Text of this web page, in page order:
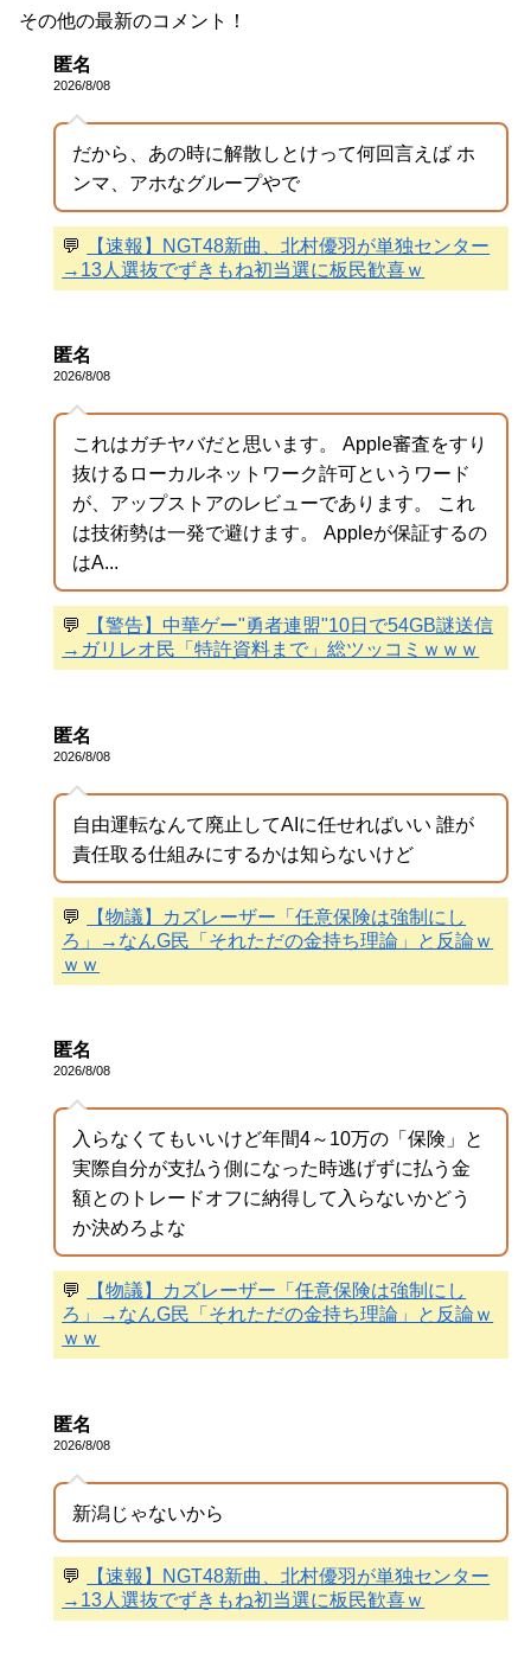
その他の最新のコメント！
匿名
2026/8/08
だから、あの時に解散しとけって何回言えば ホ
ンマ、アホなグループやで
💬
【速報】NGT48新曲、北村優羽が単独センター
→13人選抜でずきもね初当選に板民歓喜ｗ
匿名
2026/8/08
これはガチヤバだと思います。 Apple審査をすり
抜けるローカルネットワーク許可というワード
が、アップストアのレビューであります。 これ
は技術勢は一発で避けます。 Appleが保証するの
はA...
💬
【警告】中華ゲー"勇者連盟"10日で54GB謎送信
→ガリレオ民「特許資料まで」総ツッコミｗｗｗ
匿名
2026/8/08
自由運転なんて廃止してAIに任せればいい 誰が
責任取る仕組みにするかは知らないけど
💬
【物議】カズレーザー「任意保険は強制にし
ろ」→なんG民「それただの金持ち理論」と反論ｗ
ｗｗ
匿名
2026/8/08
入らなくてもいいけど年間4～10万の「保険」と
実際自分が支払う側になった時逃げずに払う金
額とのトレードオフに納得して入らないかどう
か決めろよな
💬
【物議】カズレーザー「任意保険は強制にし
ろ」→なんG民「それただの金持ち理論」と反論ｗ
ｗｗ
匿名
2026/8/08
新潟じゃないから
💬
【速報】NGT48新曲、北村優羽が単独センター
→13人選抜でずきもね初当選に板民歓喜ｗ